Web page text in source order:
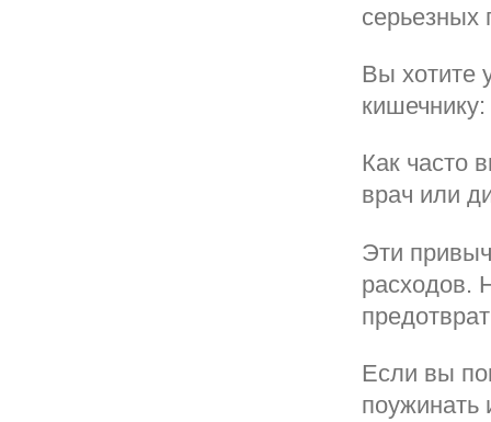
серьезных
Вы хотите
Как часто
врач или
Эти
расходов.
Если вы
поужинать